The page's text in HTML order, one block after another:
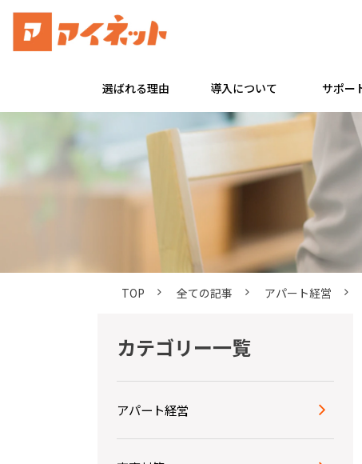
選ばれる理由 導入について サポー
TOP 全ての記事 アパート経営
カテゴリー一覧
アパート経営